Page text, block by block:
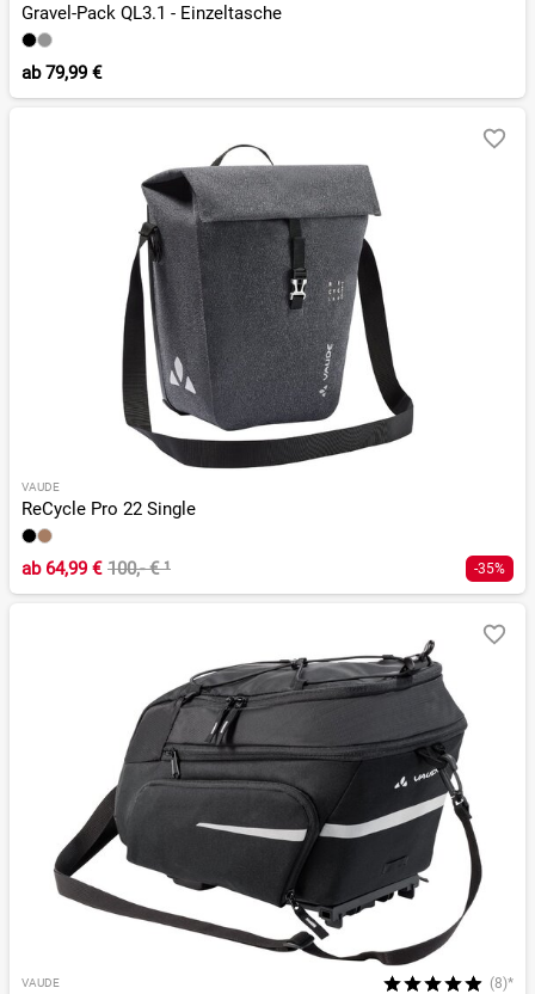
Gravel-Pack QL3.1 - Einzeltasche
ab79,99 €
VAUDE
ReCycle Pro 22 Single
ab64,99 € 100,- €¹ -35%
VAUDE (8)*